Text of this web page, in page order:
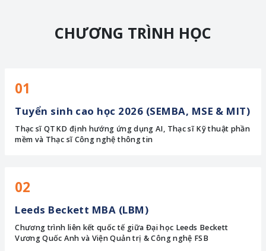
CHƯƠNG TRÌNH HỌC
01
Tuyển sinh cao học 2026 (SEMBA, MSE & MIT)
Thạc sĩ QTKD định hướng ứng dụng AI, Thạc sĩ Kỹ thuật phần
mềm và Thạc sĩ Công nghệ thông tin
02
Leeds Beckett MBA (LBM)
Chương trình liên kết quốc tế giữa Đại học Leeds Beckett
Vương Quốc Anh và Viện Quản trị & Công nghệ FSB